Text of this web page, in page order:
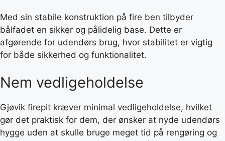
Med sin stabile konstruktion på fire ben tilbyder
bålfadet en sikker og pålidelig base. Dette er
afgørende for udendørs brug, hvor stabilitet er vigtig
for både sikkerhed og funktionalitet.
Nem vedligeholdelse
Gjøvik firepit kræver minimal vedligeholdelse, hvilket
gør det praktisk for dem, der ønsker at nyde udendørs
hygge uden at skulle bruge meget tid på rengøring og